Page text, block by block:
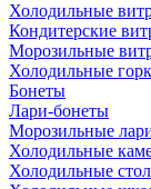
Холодильные
Кондитерские
Морозильные
Холодильные
Бонеты
Лари-бонеты
Морозильные
Холодильные
Холодильные